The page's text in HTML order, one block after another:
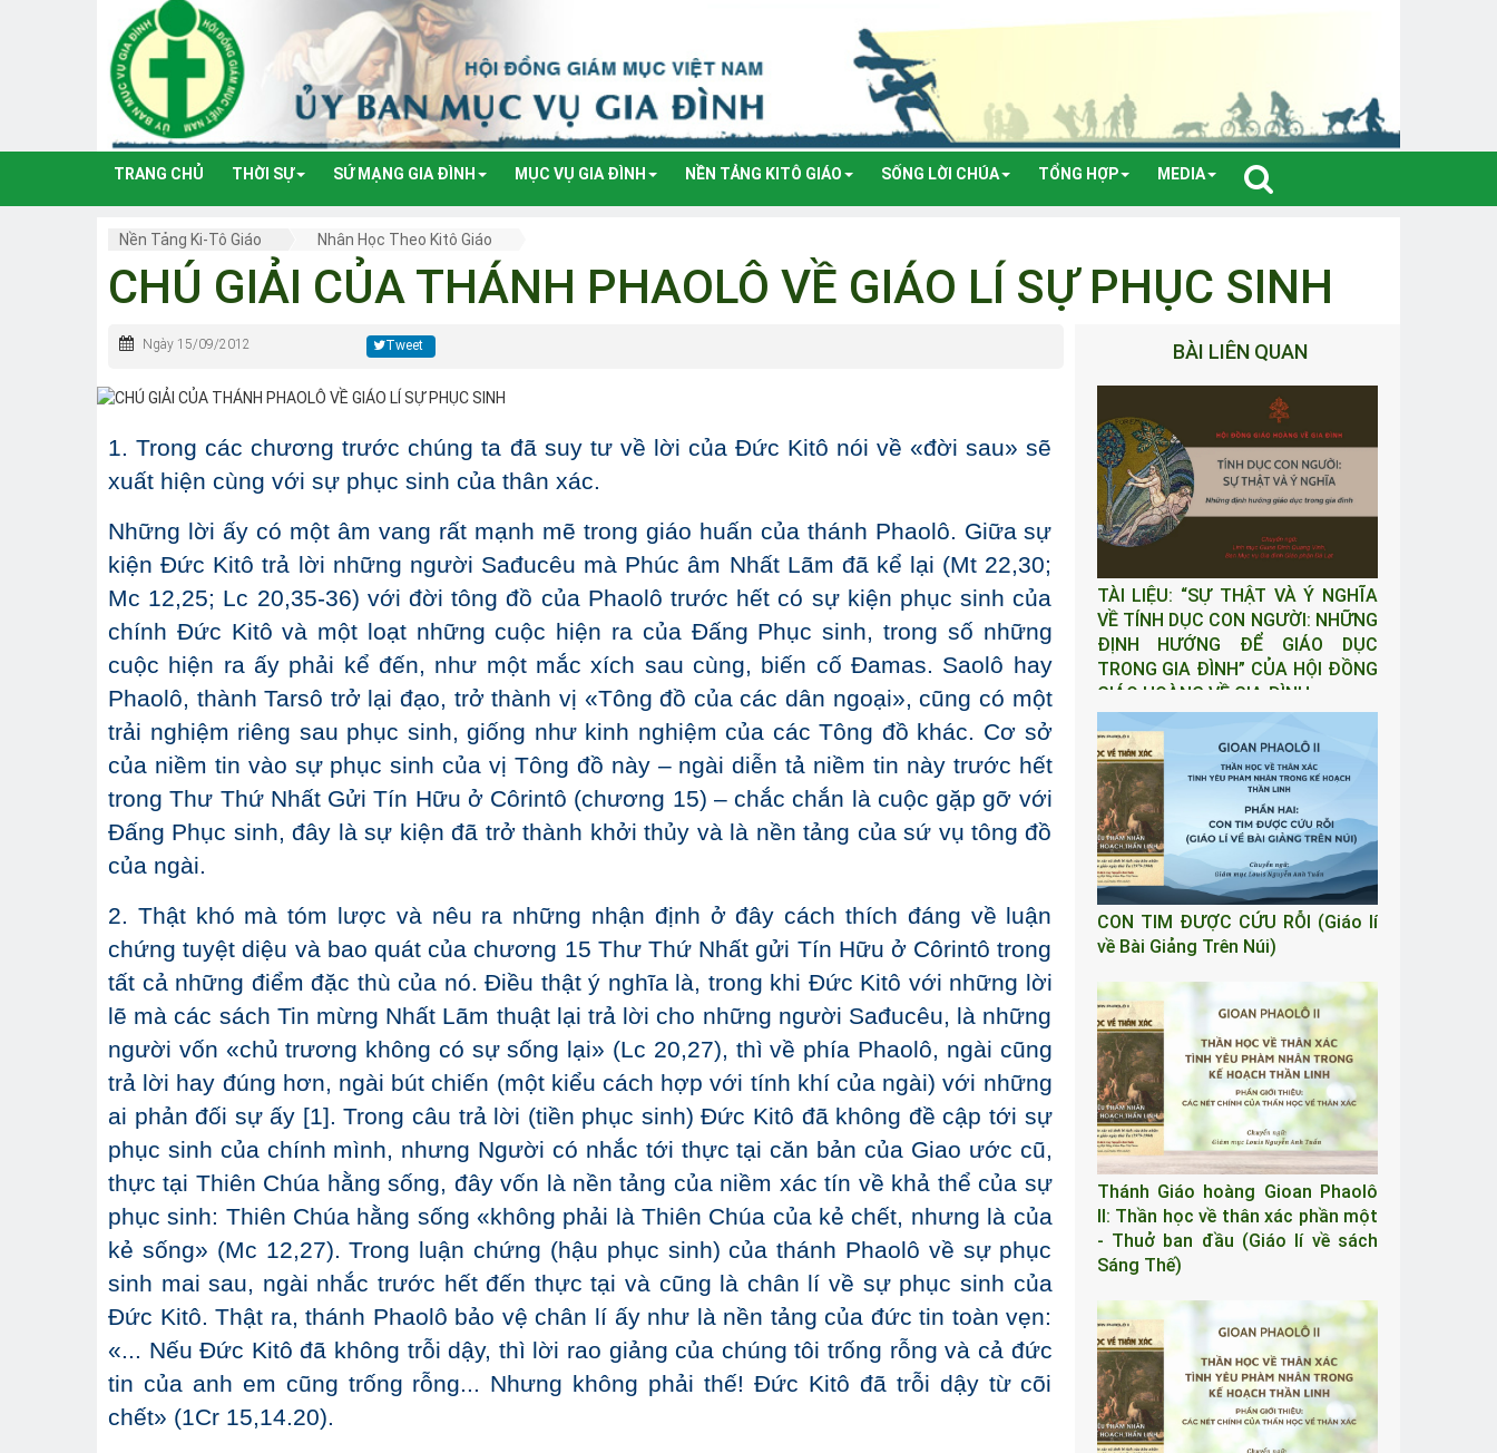
TRANG CHỦ THỜI SỰ SỨ MẠNG GIA ĐÌNH MỤC VỤ GIA ĐÌNH NỀN TẢNG KITÔ GIÁO SỐNG LỜI CHÚA TỔNG HỢP MEDIA
Nền Tảng Ki-Tô Giáo Nhân Học Theo Kitô Giáo
CHÚ GIẢI CỦA THÁNH PHAOLÔ VỀ GIÁO LÍ SỰ PHỤC SINH
Ngày 15/09/2012 Tweet
1. Trong các chương trước chúng ta đã suy tư về lời của Đức Kitô nói về «đời sau» sẽ
xuất hiện cùng với sự phục sinh của thân xác.
Những lời ấy có một âm vang rất mạnh mẽ trong giáo huấn của thánh Phaolô. Giữa sự
kiện Đức Kitô trả lời những người Sađucêu mà Phúc âm Nhất Lãm đã kể lại (Mt 22,30;
Mc 12,25; Lc 20,35-36) với đời tông đồ của Phaolô trước hết có sự kiện phục sinh của
chính Đức Kitô và một loạt những cuộc hiện ra của Đấng Phục sinh, trong số những
cuộc hiện ra ấy phải kể đến, như một mắc xích sau cùng, biến cố Đamas. Saolô hay
Phaolô, thành Tarsô trở lại đạo, trở thành vị «Tông đồ của các dân ngoại», cũng có một
trải nghiệm riêng sau phục sinh, giống như kinh nghiệm của các Tông đồ khác. Cơ sở
của niềm tin vào sự phục sinh của vị Tông đồ này – ngài diễn tả niềm tin này trước hết
trong Thư Thứ Nhất Gửi Tín Hữu ở Côrintô (chương 15) – chắc chắn là cuộc gặp gỡ với
Đấng Phục sinh, đây là sự kiện đã trở thành khởi thủy và là nền tảng của sứ vụ tông đồ
của ngài.
2. Thật khó mà tóm lược và nêu ra những nhận định ở đây cách thích đáng về luận
chứng tuyệt diệu và bao quát của chương 15 Thư Thứ Nhất gửi Tín Hữu ở Côrintô trong
tất cả những điểm đặc thù của nó. Điều thật ý nghĩa là, trong khi Đức Kitô với những lời
lẽ mà các sách Tin mừng Nhất Lãm thuật lại trả lời cho những người Sađucêu, là những
người vốn «chủ trương không có sự sống lại» (Lc 20,27), thì về phía Phaolô, ngài cũng
trả lời hay đúng hơn, ngài bút chiến (một kiểu cách hợp với tính khí của ngài) với những
ai phản đối sự ấy [1]. Trong câu trả lời (tiền phục sinh) Đức Kitô đã không đề cập tới sự
phục sinh của chính mình, nhưng Người có nhắc tới thực tại căn bản của Giao ước cũ,
thực tại Thiên Chúa hằng sống, đây vốn là nền tảng của niềm xác tín về khả thể của sự
phục sinh: Thiên Chúa hằng sống «không phải là Thiên Chúa của kẻ chết, nhưng là của
kẻ sống» (Mc 12,27). Trong luận chứng (hậu phục sinh) của thánh Phaolô về sự phục
sinh mai sau, ngài nhắc trước hết đến thực tại và cũng là chân lí về sự phục sinh của
Đức Kitô. Thật ra, thánh Phaolô bảo vệ chân lí ấy như là nền tảng của đức tin toàn vẹn:
«... Nếu Đức Kitô đã không trỗi dậy, thì lời rao giảng của chúng tôi trống rỗng và cả đức
tin của anh em cũng trống rỗng... Nhưng không phải thế! Đức Kitô đã trỗi dậy từ cõi
chết» (1Cr 15,14.20).
BÀI LIÊN QUAN
TÀI LIỆU: “SỰ THẬT VÀ Ý NGHĨA
VỀ TÍNH DỤC CON NGƯỜI: NHỮNG
ĐỊNH HƯỚNG ĐỂ GIÁO DỤC
TRONG GIA ĐÌNH” CỦA HỘI ĐỒNG
GIÁO HOÀNG VỀ GIA ĐÌNH
CON TIM ĐƯỢC CỨU RỖI (Giáo lí
về Bài Giảng Trên Núi)
Thánh Giáo hoàng Gioan Phaolô
II: Thần học về thân xác phần một
- Thuở ban đầu (Giáo lí về sách
Sáng Thế)